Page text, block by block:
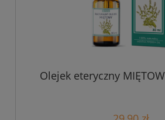
Olejek eteryczny